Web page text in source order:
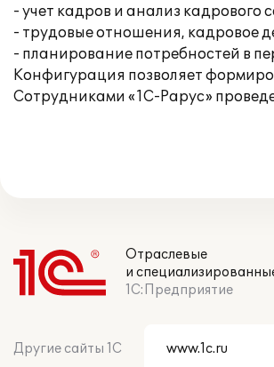
- учет кадров и анализ кадрового
- трудовые отношения, кадровое
- планирование потребностей в
Конфигурация позволяет
Сотрудниками «1С-Рарус»
Отраслевые
и
1С:Предприятие
Другие сайты 1С